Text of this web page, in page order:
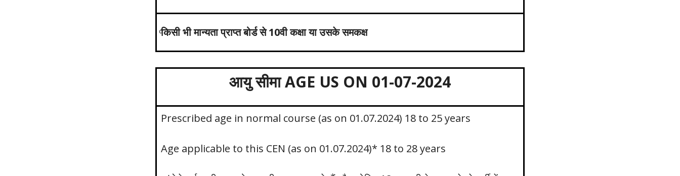
किसी भी मान्यता प्राप्त बोर्ड से 10वी कक्षा या उसके समकक्ष
आयु सीमा AGE US ON 01-07-2024
Prescribed age in normal course (as on 01.07.2024) 18 to 25 years
Age applicable to this CEN (as on 01.07.2024)* 18 to 28 years